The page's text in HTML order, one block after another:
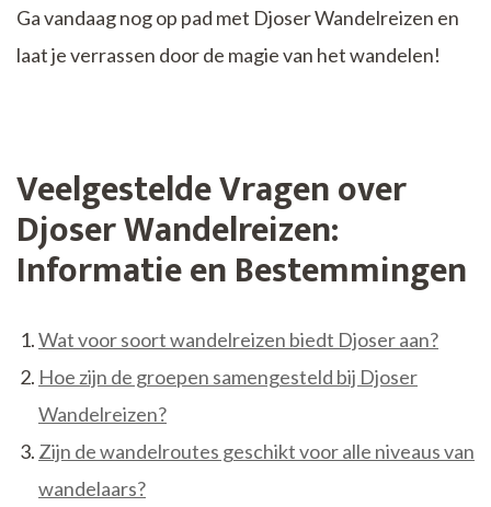
Ga vandaag nog op pad met Djoser Wandelreizen en
laat je verrassen door de magie van het wandelen!
Veelgestelde Vragen over
Djoser Wandelreizen:
Informatie en Bestemmingen
Wat voor soort wandelreizen biedt Djoser aan?
Hoe zijn de groepen samengesteld bij Djoser
Wandelreizen?
Zijn de wandelroutes geschikt voor alle niveaus van
wandelaars?